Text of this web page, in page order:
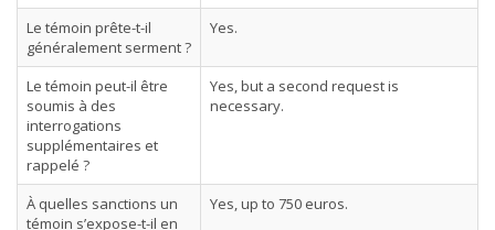
Le témoin prête-t-il
généralement serment ?
Yes.
Le témoin peut-il être
soumis à des
interrogations
supplémentaires et
rappelé ?
Yes, but a second request is
necessary.
À quelles sanctions un
témoin s’expose-t-il en
Yes, up to 750 euros.